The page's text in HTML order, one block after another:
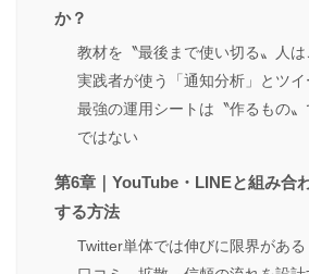
か？
教材を〝最後まで使い切る〟人
実践者が使う「通知分析」とツ
最強の運用シートは〝作るもの〟
ではない
第6章｜YouTube・LINEと組み合
する方法
Twitter単体では伸びに限界がある